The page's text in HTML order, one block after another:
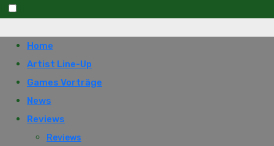
content
Home
Artist Line-Up
Games Vorträge
News
Reviews
Reviews